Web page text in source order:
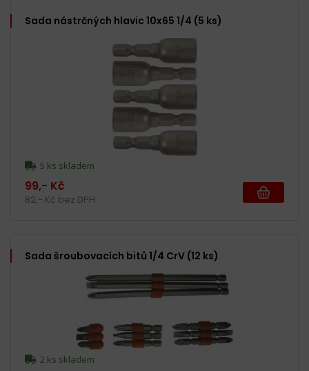
Sada nástrčných hlavic 10x65 1/4 (5 ks)
5 ks skladem
99,- Kč
82,- Kč bez DPH
Sada šroubovacích bitů 1/4 CrV (12 ks)
2 ks skladem